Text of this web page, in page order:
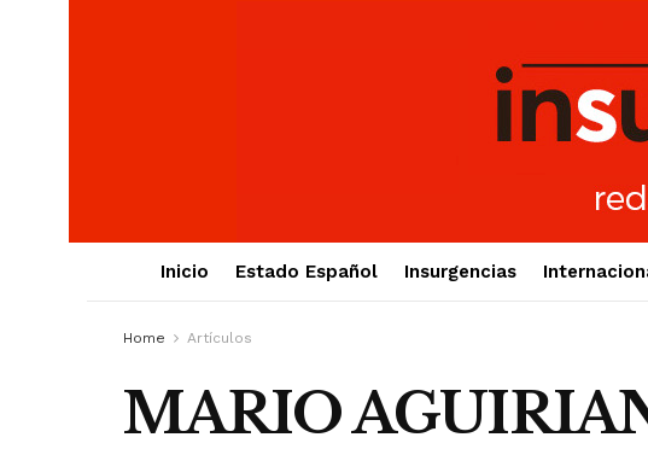
Inicio Estado Español Insurgencias
Home Artículos
MARIO